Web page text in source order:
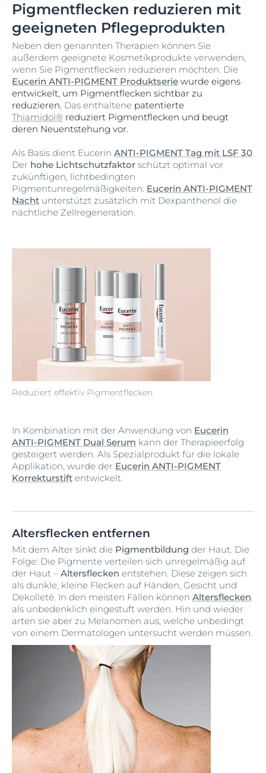
Pigmentflecken reduzieren mit
geeigneten Pflegeprodukten
Reduziert effektiv Pigmentflecken.
Neben den genannten Therapien können Sie
außerdem geeignete Kosmetikprodukte verwenden,
wenn Sie Pigmentflecken reduzieren möchten. Die
Eucerin ANTI-PIGMENT Produktserie wurde eigens
entwickelt, um Pigmentflecken sichtbar zu
reduzieren. Das enthaltene patentierte
Thiamidol® reduziert Pigmentflecken und beugt
deren Neuentstehung vor.
Als Basis dient Eucerin ANTI-PIGMENT Tag mit LSF 30.
Der hohe Lichtschutzfaktor schützt optimal vor
zukünftigen, lichtbedingten
Pigmentunregelmäßigkeiten. Eucerin ANTI-PIGMENT
Nacht unterstützt zusätzlich mit Dexpanthenol die
nächtliche Zellregeneration.
In Kombination mit der Anwendung von Eucerin
ANTI-PIGMENT Dual Serum kann der Therapieerfolg
gesteigert werden. Als Spezialprodukt für die lokale
Applikation, wurde der Eucerin ANTI-PIGMENT
Korrekturstift entwickelt.
Altersflecken entfernen
Mit dem Alter sinkt die Pigmentbildung der Haut. Die
Folge: Die Pigmente verteilen sich unregelmäßig auf
der Haut – Altersflecken entstehen. Diese zeigen sich
als dunkle, kleine Flecken auf Händen, Gesicht und
Dekolleté. In den meisten Fällen können Altersflecken
als unbedenklich eingestuft werden. Hin und wieder
arten sie aber zu Melanomen aus, welche unbedingt
von einem Dermatologen untersucht werden müssen.